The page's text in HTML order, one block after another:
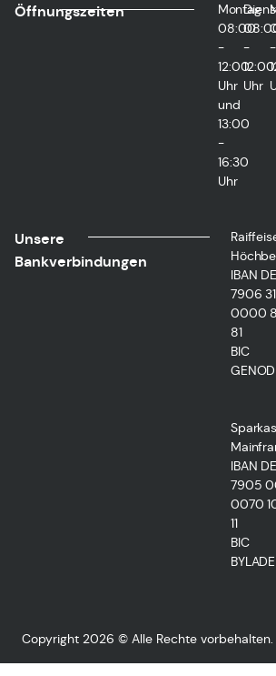
Öffnungszeiten
Montag
08:00
-
12:00
Uhr
und
13:00
-
16:30
Uhr
-
12:00
Uhr
-
Unsere
Bankverbindungen
IBAN
7906
0000
81
BIC
IBAN
7905
0070
11
BIC
Copyright 2026 © Alle Rechte vorbehalten.